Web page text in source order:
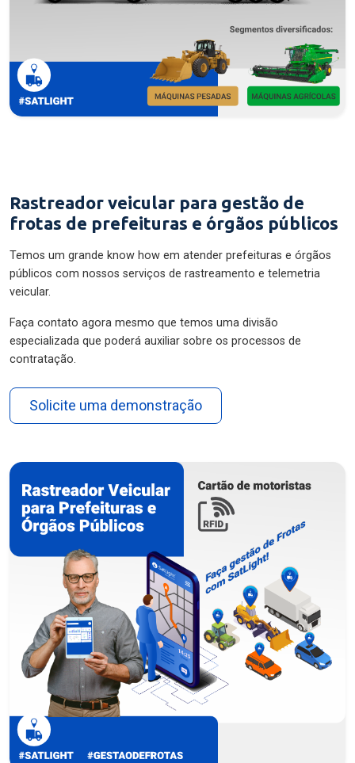
Rastreador veicular para gestão de
frotas de prefeituras e órgãos públicos
Temos um grande know how em atender prefeituras e órgãos
públicos com nossos serviços de rastreamento e telemetria
veicular.
Faça contato agora mesmo que temos uma divisão
especializada que poderá auxiliar sobre os processos de
contratação.
Solicite uma demonstração